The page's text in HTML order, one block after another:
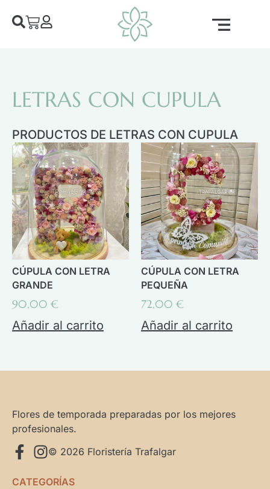
LETRAS CON CUPULA
PRODUCTOS DE LETRAS CON CUPULA
CÚPULA CON LETRA
GRANDE
90,00 €
Añadir al carrito
CÚPULA CON LETRA
PEQUEÑA
72,00 €
Añadir al carrito
Flores de temporada preparadas por los mejores
profesionales.
© 2026 Floristería Trafalgar
CATEGORÍAS